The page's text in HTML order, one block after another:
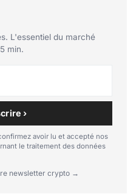
L'essentiel du marché
min.
›
avoir lu et accepté nos
le traitement des données
newsletter crypto →